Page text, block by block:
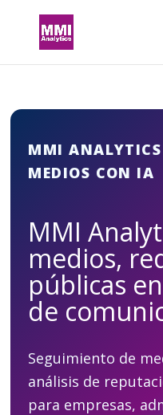
MMI ANALYTICS
MEDIOS CON IA
MMI
medios,
públicas
de
Seguimiento de
análisis de
para empresas,